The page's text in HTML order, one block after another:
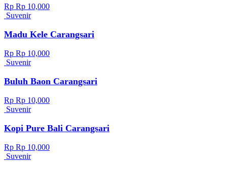
Rp Rp 10,000
Suvenir
Madu Kele Carangsari
Rp Rp 10,000
Suvenir
Buluh Baon Carangsari
Rp Rp 10,000
Suvenir
Kopi Pure Bali Carangsari
Rp Rp 10,000
Suvenir